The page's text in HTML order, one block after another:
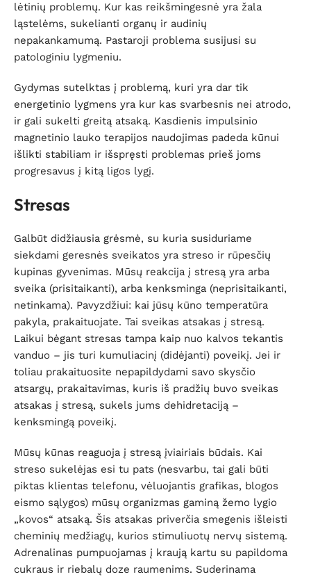
lėtinių problemų. Kur kas reikšmingesnė yra žala
ląstelėms, sukelianti organų ir audinių
nepakankamumą. Pastaroji problema susijusi su
patologiniu lygmeniu.
Gydymas sutelktas į problemą, kuri yra dar tik
energetinio lygmens yra kur kas svarbesnis nei atrodo,
ir gali sukelti greitą atsaką. Kasdienis impulsinio
magnetinio lauko terapijos naudojimas padeda kūnui
išlikti stabiliam ir išspręsti problemas prieš joms
progresavus į kitą ligos lygį.
Stresas
Galbūt didžiausia grėsmė, su kuria susiduriame
siekdami geresnės sveikatos yra streso ir rūpesčių
kupinas gyvenimas. Mūsų reakcija į stresą yra arba
sveika (prisitaikanti), arba kenksminga (neprisitaikanti,
netinkama). Pavyzdžiui: kai jūsų kūno temperatūra
pakyla, prakaituojate. Tai sveikas atsakas į stresą.
Laikui bėgant stresas tampa kaip nuo kalvos tekantis
vanduo – jis turi kumuliacinį (didėjanti) poveikį. Jei ir
toliau prakaituosite nepapildydami savo skysčio
atsargų, prakaitavimas, kuris iš pradžių buvo sveikas
atsakas į stresą, sukels jums dehidretaciją –
kenksmingą poveikį.
Mūsų kūnas reaguoja į stresą įviairiais būdais. Kai
streso sukelėjas esi tu pats (nesvarbu, tai gali būti
piktas klientas telefonu, vėluojantis grafikas, blogos
eismo sąlygos) mūsų organizmas gaminą žemo lygio
„kovos“ atsaką. Šis atsakas priverčia smegenis išleisti
cheminių medžiagų, kurios stimuliuotų nervų sistemą.
Adrenalinas pumpuojamas į kraują kartu su papildoma
cukraus ir riebalų doze raumenims. Suderinama